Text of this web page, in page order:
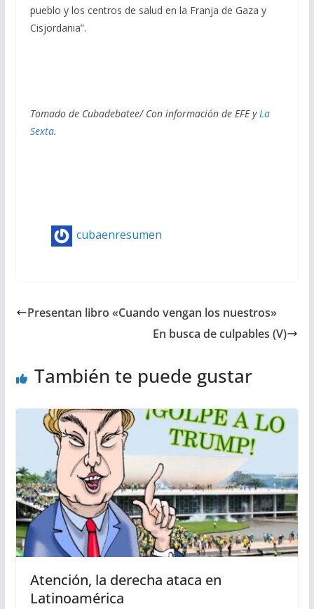
pueblo y los centros de salud en la Franja de Gaza y
Cisjordania”.
Tomado de Cubadebatee/ Con información de EFE yLa
Sexta.
cubaenresumen
Presentan libro «Cuando vengan los nuestros»
En busca de culpables (V)
También te puede gustar
Atención, la derecha ataca en
Latinoamérica